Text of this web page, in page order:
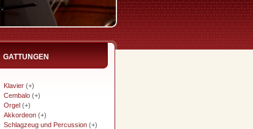
GATTUNGEN
Klavier (+)
Cembalo (+)
Orgel (+)
Akkordeon (+)
Schlagzeug und Percussion (+)